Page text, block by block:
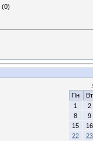
(0)
Пн
Вт
1
2
8
9
15
16
22
23